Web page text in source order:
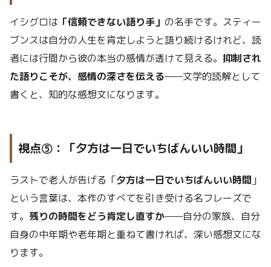
イシグロは 「信頼できない語り手」 の名手です。スティー
ブンスは自分の人生を肯定しようと語り続けるけれど、読
者には行間から彼の本当の感情が透けて見える。 抑制され
た語りこそが、感情の深さを伝える——文学的読解として
書くと、知的な感想文になります。
視点⑤：「夕方は一日でいちばんいい時間」
ラストで老人が告げる「夕方は一日でいちばんいい時間 」
という言葉は、本作のすべてを引き受ける名フレーズで
す。 残りの時間をどう肯定し直すか——自分の家族、自分
自身の中年期や老年期と重ねて書ければ、深い感想文にな
ります。